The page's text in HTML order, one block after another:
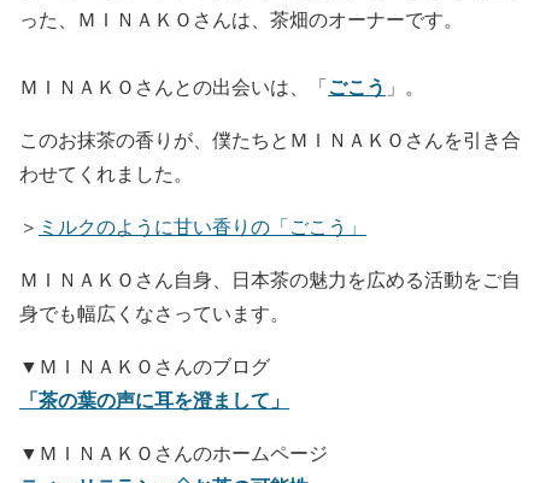
った、ＭＩＮＡＫＯさんは、茶畑のオーナーです。
ＭＩＮＡＫＯさんとの出会いは、「ごこう 」。
このお抹茶の香りが、僕たちとＭＩＮＡＫＯさんを引き合
わせてくれました。
＞ ミルクのように甘い香りの「ごこう」
ＭＩＮＡＫＯさん自身、日本茶の魅力を広める活動をご自
身でも幅広くなさっています。
▼ＭＩＮＡＫＯさんのブログ
「茶の葉の声に耳を澄まして」
▼ＭＩＮＡＫＯさんのホームページ